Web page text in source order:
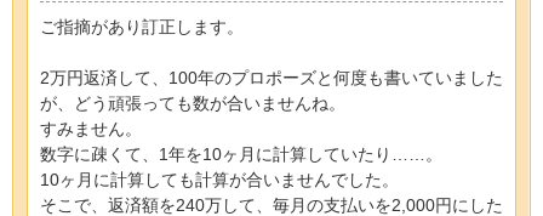
ご指摘があり訂正します。
2万円返済して、100年のプロポーズと何度も書いていました
が、どう頑張っても数が合いませんね。
すみません。
数字に疎くて、1年を10ヶ月に計算していたり……。
10ヶ月に計算しても計算が合いませんでした。
そこで、返済額を240万して、毎月の支払いを2,000円にした